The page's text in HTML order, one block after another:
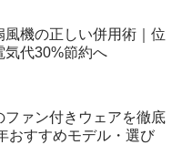
風機の正しい併用術｜位
気代30%節約へ
ファン付きウェアを徹底
おすすめモデル・選び